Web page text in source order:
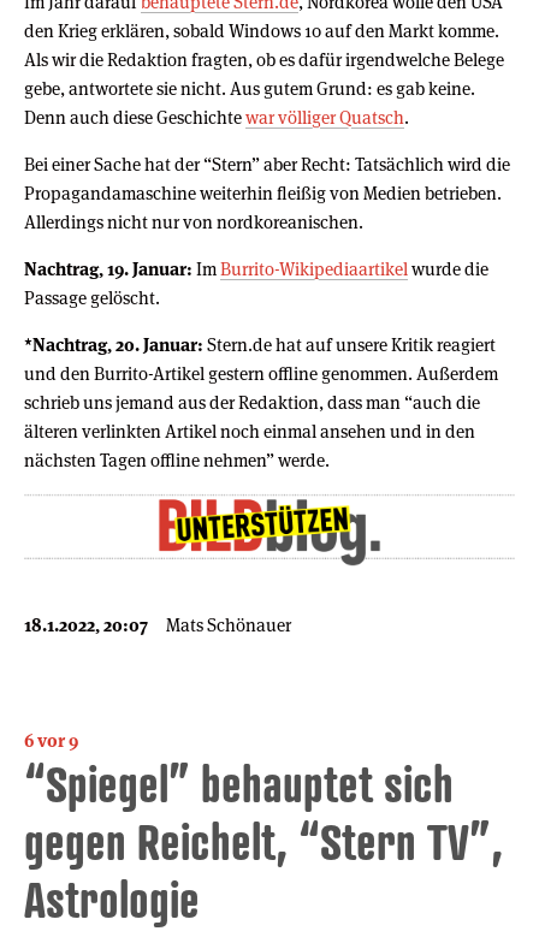
den Krieg erklären, sobald Windows 10 auf den Markt komme.
Als wir die Redaktion fragten, ob es dafür irgendwelche Belege
gebe, antwortete sie nicht. Aus gutem Grund: es gab keine.
Denn auch diese Geschichtewar völliger Quatsch.
Bei einer Sache hat der “Stern” aber Recht: Tatsächlich wird die
Propagandamaschine weiterhin fleißig von Medien betrieben.
Allerdings nicht nur von nordkoreanischen.
Nachtrag, 19. Januar: ImBurrito-Wikipediaartikelwurde die
Passage gelöscht.
*Nachtrag, 20. Januar: Stern.de hat auf unsere Kritik reagiert
und den Burrito-Artikel gestern offline genommen. Außerdem
schrieb uns jemand aus der Redaktion, dass man “auch die
älteren verlinkten Artikel noch einmal ansehen und in den
nächsten Tagen offline nehmen” werde.
18.1.2022, 20:07 Mats Schönauer
6 vor 9
“Spiegel” behauptet sich
gegen Reichelt, “Stern TV”,
Astrologie